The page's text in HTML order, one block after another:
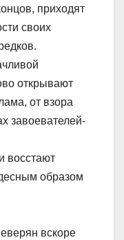
приходят
своих
открывают
от взора
завоевателей-
восстают
образом
вскоре